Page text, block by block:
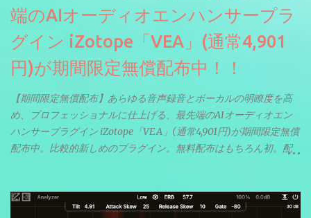
端のAIオーディオエンハンサープラ
グイン iZotope「VEA」(通常4,901
円)が期間限定無償配布中！！
【期間限定無償配布】あらゆる音声録音とボーカルの明瞭度を高
め、プロフェッショナルに仕上げる、最先端のAIオーディオエン
ハンサープラグイン iZotope「VEA」(通常4,901円)が期間限定無償
配布中。比較的新しめのプラグイン。無料配布はもちろん初。配